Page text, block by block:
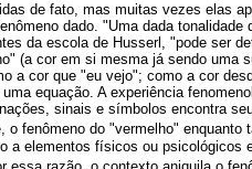
de fato, mas muitas vezes elas
dado. "Uma dada
da escola de Husserl, "pode ser
(a cor em si mesma já sendo uma
a cor que "eu vejo"; como a cor
equação. A experiência
sinais e símbolos encontra
o fenômeno do "vermelho" enquanto
a elementos físicos ou